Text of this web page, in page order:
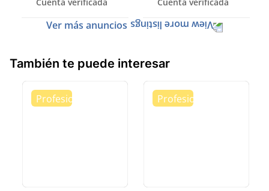
Ver más anuncios
También te puede interesar